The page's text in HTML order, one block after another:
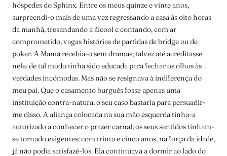
hóspedes do Sphinx. Entre os meus quinze e vinte anos,
surpreendi-o mais de uma vez regressando a casa às oito horas
da manhã, tresandando a álcool e contando, com ar
comprometido, vagas histórias de partidas de bridge ou de
poker. A Mamã recebia-o sem dramas; talvez até acreditasse
nele, de tal modo tinha sido educada para fechar os olhos às
verdades incómodas. Mas não se resignava à indiferença do
meu pai. Que o casamento burguês fosse apenas uma
instituição contra-natura, o seu caso bastaria para persuadir-
me disso. A aliança colocada na sua mão esquerda tinha-a
autorizado a conhecer o prazer carnal; os seus sentidos tinham-
se tornado exigentes; com trinta e cinco anos, na força da idade,
já não podia satisfazê-­los. Ela continuava a dormir ao lado do